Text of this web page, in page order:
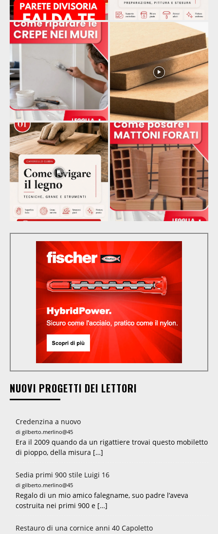
NUOVI PROGETTI DEI LETTORI
Credenzina a nuovo
di gilberto.merlino@45
Era il 2009 quando da un rigattiere trovai questo mobiletto
di pioppo, della misura […]
Sedia primi 900 stile Luigi 16
di gilberto.merlino@45
Regalo di un mio amico falegname, suo padre l’aveva
costruita nei primi 900 e […]
Restauro di una cornice anni 40 Capoletto